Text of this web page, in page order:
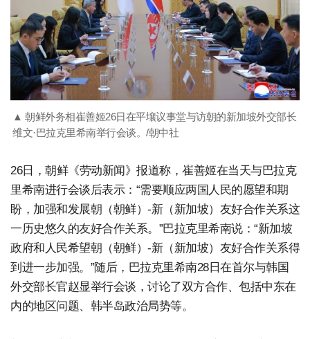
▲ 朝鲜外务相崔善姬26日在平壤议事堂与访朝的新加坡外交部长
维文·巴拉克里希南举行会谈。/朝中社
26日，朝鲜《劳动新闻》报道称，崔善姬在当天与巴拉克
里希南进行会谈后表示：“需要顺应两国人民的愿望和期
盼，加强和发展朝（朝鲜）-新（新加坡）友好合作关系这
一历史悠久的友好合作关系。”巴拉克里希南说：“新加坡
政府和人民希望朝（朝鲜）-新（新加坡）友好合作关系得
到进一步加强。”随后，巴拉克里希南28日在首尔与韩国
外交部长官赵显举行会谈，讨论了双方合作、包括中东在
内的地区问题、韩半岛政治局势等。